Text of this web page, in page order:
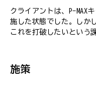
クライアントは、P-MAX
施した状態でした。しか
これを打破したいという
施策